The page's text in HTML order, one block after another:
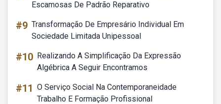
Escamosas De Padrão Reparativo
#9 Transformação De Empresário Individual Em
Sociedade Limitada Unipessoal
#10 Realizando A Simplificação Da Expressão
Algébrica A Seguir Encontramos
#11 O Serviço Social Na Contemporaneidade
Trabalho E Formação Profissional